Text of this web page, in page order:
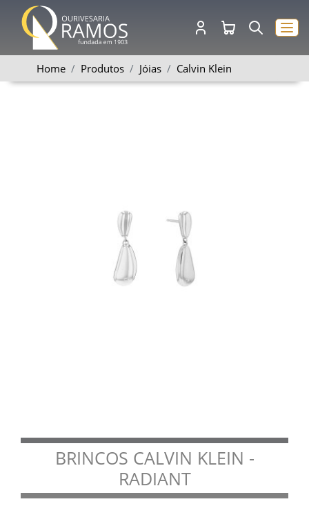
Home Produtos Jóias Calvin Klein
BRINCOS CALVIN KLEIN -
RADIANT